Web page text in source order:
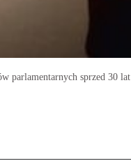
parlamentarnych sprzed 30 lat